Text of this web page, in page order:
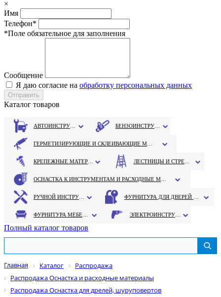
×
Имя
Телефон*
*Поле обязательное для заполнения
Сообщение
Я даю согласие на обработку персональных данных
Каталог товаров
Полный каталог товаров
Главная Каталог
Распродажа
Распродажа Оснастка и расходные материалы
Распродажа Оснастка для дрелей, шуруповертов